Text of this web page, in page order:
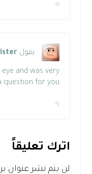
رد
يقول
and was very
question for you.
رد
اترك تعليقاً
لن يتم نشر عنوان